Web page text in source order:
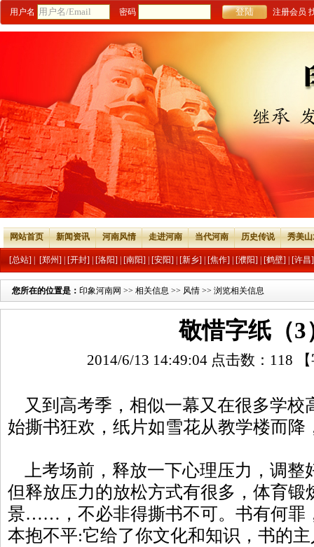
用户名 密码 注册会员
网站首页 新闻资讯 河南风情 走进河南 当代河南 历史传说 秀美
[总站] [郑州] [开封] [洛阳] [南阳] [安阳] [新乡] [焦作] [濮阳] [鹤壁] [许昌]
您所在的位置是： 印象河南网 >> 相关信息 >> 风情 >> 浏览相关信息
敬惜字纸（3
2014/6/13 14:49:04 点击数： 118
又到高考季，相似一幕又在很多学校
始撕书狂欢，纸片如雪花从教学楼而降
上考场前，释放一下心理压力，调整
但释放压力的放松方式有很多，体育锻
景……，不必非得撕书不可。书有何罪
本抱不平:它给了你文化和知识，书的